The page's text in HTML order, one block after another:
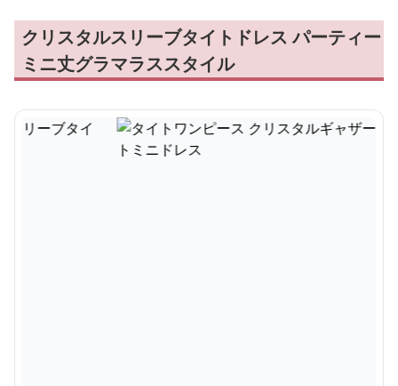
クリスタルスリーブタイトドレス パーティー
ミニ丈グラマラススタイル